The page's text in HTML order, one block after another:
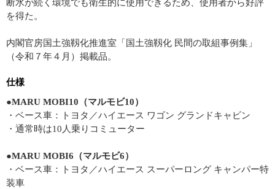
断水が続く環境でも衛生的に使用できるため、使用者から好評
を得た。
内閣官房国土強靱化推進室「国土強靱化 民間の取組事例集」
（令和７年４月）掲載品。
仕様
●MARU MOBI10（マルモビ10）
・ベース車：トヨタ／ハイエース ワゴン グランドキャビン
・通常時は10人乗りコミューター
●MARU MOBI6（マルモビ6）
・ベース車：トヨタ／ハイエース スーパーロング キャンパー特
装車